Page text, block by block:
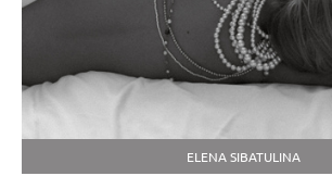
ELENA SIBATULINA